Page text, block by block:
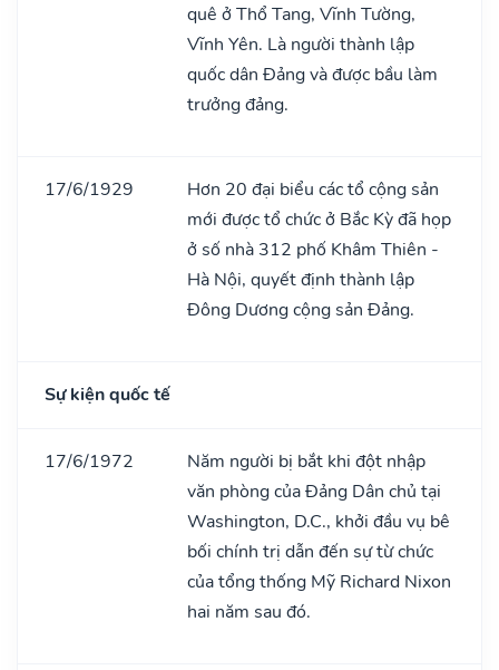
quê ở Thổ Tang, Vĩnh Tường,
Vĩnh Yên. Là người thành lập
quốc dân Đảng và được bầu làm
trưởng đảng.
17/6/1929
Hơn 20 đại biểu các tổ cộng sản
mới được tổ chức ở Bắc Kỳ đã họp
ở số nhà 312 phố Khâm Thiên -
Hà Nội, quyết định thành lập
Đông Dương cộng sản Đảng.
Sự kiện quốc tế
17/6/1972
Năm người bị bắt khi đột nhập
văn phòng của Đảng Dân chủ tại
Washington, D.C., khởi đầu vụ bê
bối chính trị dẫn đến sự từ chức
của tổng thống Mỹ Richard Nixon
hai năm sau đó.